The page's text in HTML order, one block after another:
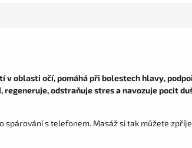
v oblasti očí, pomáhá při bolestech hlavy,
regeneruje, odstraňuje stres a navozuje pocit
s telefonem. Masáž si tak můžete